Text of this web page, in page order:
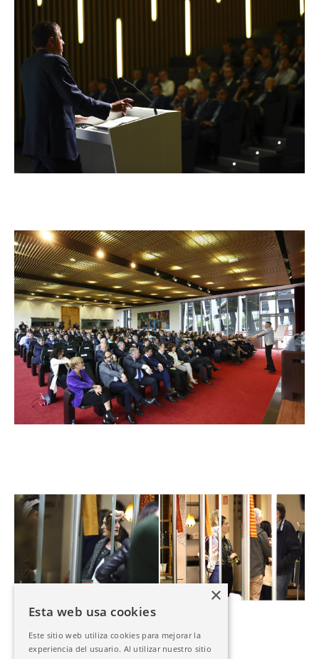
Esta web usa cookies
Este sitio web utiliza cookies para mejorar la
experiencia del usuario. Al utilizar nuestro sitio
×